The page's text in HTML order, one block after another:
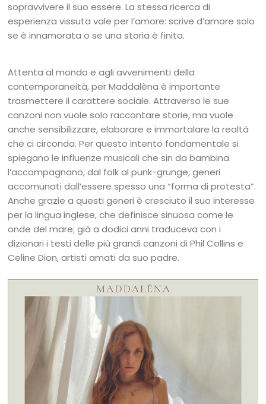
sopravvivere il suo essere. La stessa ricerca di
esperienza vissuta vale per l’amore: scrive d’amore solo
se è innamorata o se una storia è finita.
Attenta al mondo e agli avvenimenti della
contemporaneità, per Maddalèna è importante
trasmettere il carattere sociale. Attraverso le sue
canzoni non vuole solo raccontare storie, ma vuole
anche sensibilizzare, elaborare e immortalare la realtà
che ci circonda. Per questo intento fondamentale si
spiegano le influenze musicali che sin da bambina
l’accompagnano, dal folk al punk-grunge, generi
accomunati dall’essere spesso una “forma di protesta”.
Anche grazie a questi generi è cresciuto il suo interesse
per la lingua inglese, che definisce sinuosa come le
onde del mare; già a dodici anni traduceva con i
dizionari i testi delle più grandi canzoni di Phil Collins e
Celine Dion, artisti amati da suo padre.